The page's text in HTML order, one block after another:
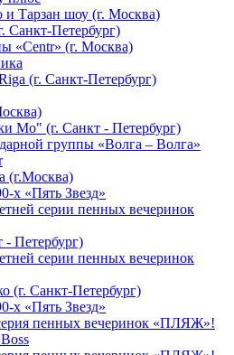
и Тарзан шоу (г. Москва)
Санкт-Петербург)
«Centr» (г. Москва)
(г. Санкт-Петербург)
Мо" (г. Санкт - Петербург)
группы «Волга – Волга»
(г.Москва)
х «Пять Звезд»
серии пенных вечеринок
Петербург)
серии пенных вечеринок
(г. Санкт-Петербург)
х «Пять Звезд»
пенных вечеринок «ПЛЯЖ»!